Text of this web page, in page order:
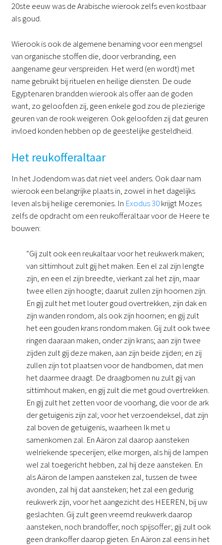
20ste eeuw was de Arabische wierook zelfs even kostbaar
als goud.
Wierook is ook de algemene benaming voor een mengsel
van organische stoffen die, door verbranding, een
aangename geur verspreiden. Het werd (en wordt) met
name gebruikt bij rituelen en heilige diensten. De oude
Egyptenaren brandden wierook als offer aan de goden
want, zo geloofden zij, geen enkele god zou de plezierige
geuren van de rook weigeren. Ook geloofden zij dat geuren
invloed konden hebben op de geestelijke gesteldheid.
Het reukofferaltaar
In het Jodendom was dat niet veel anders. Ook daar nam
wierook een belangrijke plaats in, zowel in het dagelijks
leven als bij heilige ceremonies. In Exodus 30krijgt Mozes
zelfs de opdracht om een reukofferaltaar voor de Heere te
bouwen:
“Gij zult ook een reukaltaar voor het reukwerk maken;
van sittimhout zult gij het maken. Een el zal zijn lengte
zijn, en een el zijn breedte, vierkant zal het zijn, maar
twee ellen zijn hoogte; daaruit zullen zijn hoornen zijn.
En gij zult het met louter goud overtrekken, zijn dak en
zijn wanden rondom, als ook zijn hoornen; en gij zult
het een gouden krans rondom maken. Gij zult ook twee
ringen daaraan maken, onder zijn krans; aan zijn twee
zijden zult gij deze maken, aan zijn beide zijden; en zij
zullen zijn tot plaatsen voor de handbomen, dat men
het daarmee draagt. De draagbomen nu zult gij van
sittimhout maken, en gij zult die met goud overtrekken.
En gij zult het zetten voor de voorhang, die voor de ark
der getuigenis zijn zal; voor het verzoendeksel, dat zijn
zal boven de getuigenis, waarheen Ik met u
samenkomen zal. En Aäron zal daarop aansteken
welriekende specerijen; elke morgen, als hij de lampen
wel zal toegericht hebben, zal hij deze aansteken. En
als Aäron de lampen aansteken zal, tussen de twee
avonden, zal hij dat aansteken; het zal een gedurig
reukwerk zijn, voor het aangezicht des HEEREN, bij uw
geslachten. Gij zult geen vreemd reukwerk daarop
aansteken, noch brandoffer, noch spijsoffer; gij zult ook
geen drankoffer daarop gieten. En Aäron zal eens in het